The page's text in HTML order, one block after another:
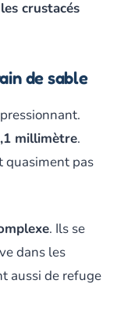
crustacés
de sable
millimètre.
quasiment pas
. Ils se
dans les
aussi de refuge